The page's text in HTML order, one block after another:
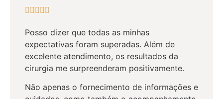
    
Posso dizer que todas as minhas
expectativas foram superadas. Além de
excelente atendimento, os resultados da
cirurgia me surpreenderam positivamente.
Não apenas o fornecimento de informações e